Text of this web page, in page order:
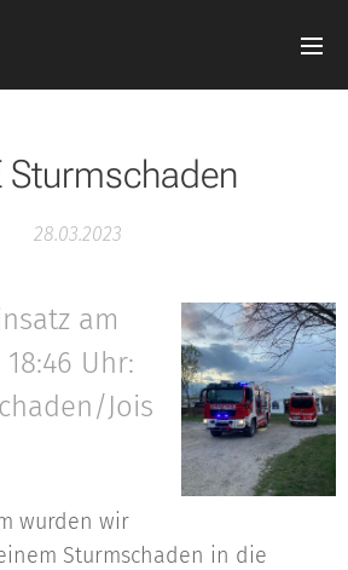
Sturmschaden
28.03.2023
am
Uhr:
Jois
wurden wir
Sturmschaden in die